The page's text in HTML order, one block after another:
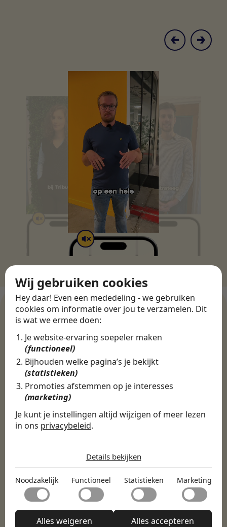
Wij gebruiken cookies
Hey daar! Even een mededeling - we gebruiken
cookies om informatie over jou te verzamelen. Dit
is wat we ermee doen:
Je website-ervaring soepeler maken
(functioneel)
Bijhouden welke pagina’s je bekijkt
(statistieken)
Promoties afstemmen op je interesses
(marketing)
Je kunt je instellingen altijd wijzigen of meer lezen
in ons privacybeleid.
Noodzakelijk
Noodzakelijke cookies helpen een website bruikbaar te
maken door basisfuncties zoals paginanavigatie en
toegang tot beveiligde delen van de website mogelijk te
maken. Zonder deze cookies kan de website niet naar
Functioneel
onthouden welke de manier waarop de website zich
Statistieken
Details bekijken
Noodzakelijk Functioneel Statistieken Marketing
Alles weigeren Alles accepteren
Ontdek meer dan 500+
werkgevers
Finance, HR & administratie
Marketing & Communicatie
Sales & Inkoop
Beleid & Organisatie
Onderwijs & Kinderopvang